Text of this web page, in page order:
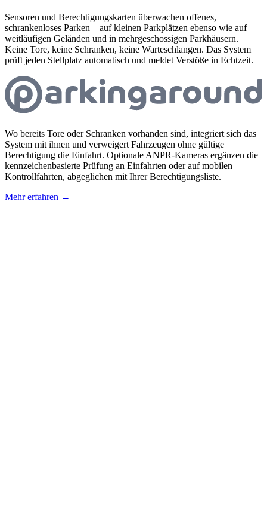
Sensoren und Berechtigungskarten überwachen offenes,
schrankenloses Parken – auf kleinen Parkplätzen ebenso wie auf
weitläufigen Geländen und in mehrgeschossigen Parkhäusern.
Keine Tore, keine Schranken, keine Warteschlangen. Das System
prüft jeden Stellplatz automatisch und meldet Verstöße in Echtzeit.
Wo bereits Tore oder Schranken vorhanden sind, integriert sich das
System mit ihnen und verweigert Fahrzeugen ohne gültige
Berechtigung die Einfahrt. Optionale ANPR-Kameras ergänzen die
kennzeichenbasierte Prüfung an Einfahrten oder auf mobilen
Kontrollfahrten, abgeglichen mit Ihrer Berechtigungsliste.
Mehr erfahren →